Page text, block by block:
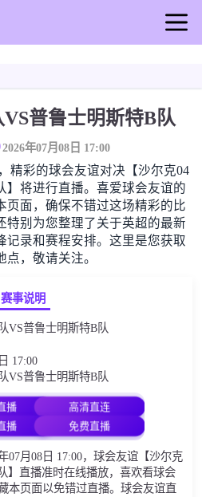
普鲁士明斯特B队
2026年07月08日 17:00
精彩的球会友谊对决【沙尔克04
】将进行直播。喜爱球会友谊的
页面，确保不错过这场精彩的比
特别为您整理了关于英超的最新
记录和赛程安排。这里是您获取
，敬请关注。
赛事说明
VS普鲁士明斯特B队
17:00
VS普鲁士明斯特B队
播
高清直连
播
免费直播
07月08日 17:00，球会友谊【沙尔克
】直播准时在线播放，喜欢看球会
本页面以免错过直播。球会友谊直